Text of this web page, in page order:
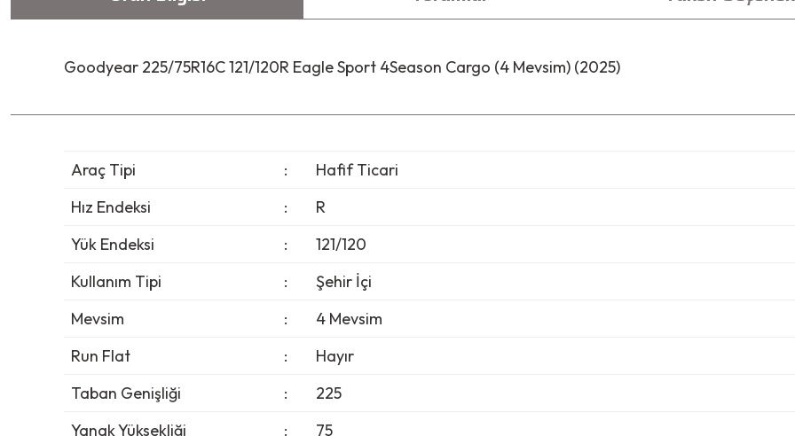
Goodyear 225/75R16C 121/120R Eagle Sport 4Season Cargo (4 Mevsim) (2025)
Araç Tipi :
Hafif Ticari
Hız Endeksi
:
R
Yük Endeksi
:
121/120
Kullanım Tipi
:
Şehir İçi
Mevsim
:
4 Mevsim
Run Flat
:
Hayır
Taban Genişliği
:
225
Yanak Yüksekliği
:
75